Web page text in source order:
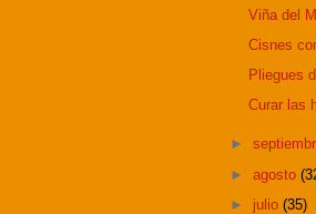
Viña del
Cisnes
Pliegues
Curar las
►
►agosto
► julio(35)